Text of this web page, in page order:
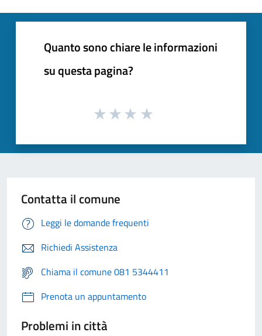
Quanto sono chiare le informazioni
su questa pagina?
Contatta il comune
Leggi le domande frequenti
Richiedi Assistenza
Chiama il comune 081 5344411
Prenota un appuntamento
Problemi in città